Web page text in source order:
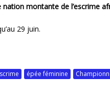
nation montante de l’escrime
29 juin.
épée féminine